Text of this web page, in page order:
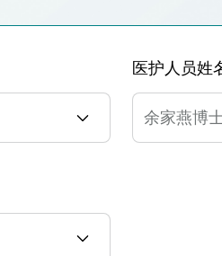
医护人员姓